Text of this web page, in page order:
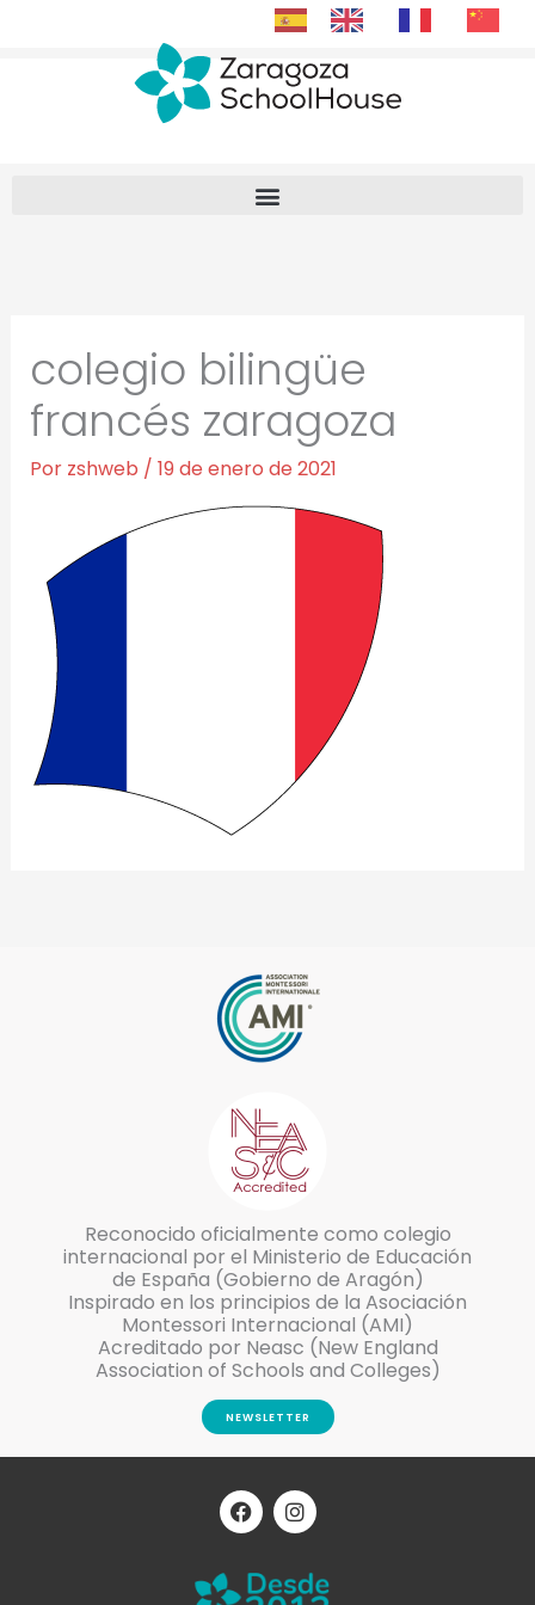
colegio bilingüe
francés zaragoza
Por zshweb / 19 de enero de 2021
Reconocido oficialmente como colegio
internacional por el Ministerio de Educación
de España (Gobierno de Aragón)
Inspirado en los principios de la Asociación
Montessori Internacional (AMI)
Acreditado por Neasc (New England
Association of Schools and Colleges)
NEWSLETTER
F
a
c
b
I
n
s
a